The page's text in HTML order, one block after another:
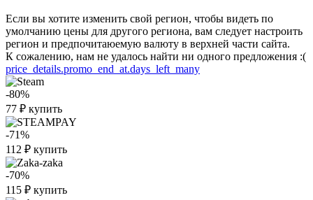
Если вы хотите изменить свой регион, чтобы видеть по
умолчанию цены для другого региона, вам следует настроить
регион и предпочитаюемую валюту в верхней части сайта.
К сожалению, нам не удалось найти ни одного предложения :(
price_details.promo_end_at.days_left_many
-80%
77 ₽ купить
-71%
112 ₽ купить
-70%
115 ₽ купить